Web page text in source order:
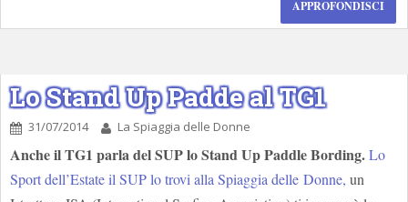
APPROFONDISCI
Lo Stand Up Padde al TG1
31/07/2014 La Spiaggia delle Donne
Anche il TG1 parla del SUP lo Stand Up Paddle Bording.Lo
Sport dell’Estate il SUP lo trovi alla Spiaggia delle Donne, un